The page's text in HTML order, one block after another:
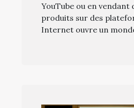
YouTube ou en vendant
produits sur des
Internet ouvre un